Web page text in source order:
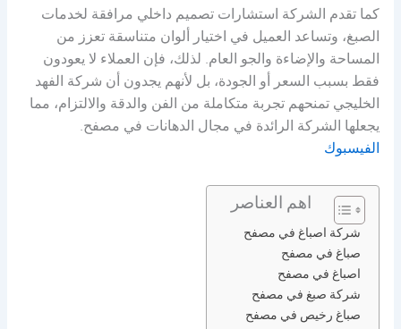
كما تقدم الشركة استشارات تصميم داخلي مرافقة لخدمات
الصبغ، وتساعد العميل في اختيار ألوان متناسقة تعزز من
المساحة والإضاءة والجو العام. لذلك، فإن العملاء لا يعودون
فقط بسبب السعر أو الجودة، بل لأنهم يجدون أن شركة الفهد
الخليجي تمنحهم تجربة متكاملة من الفن والدقة والالتزام، مما
يجعلها الشركة الرائدة في مجال الدهانات في مصفح.
الفيسبوك
اهم العناصر
شركة اصباغ في مصفح
صباغ في مصفح
اصباغ في مصفح
شركة صبغ في مصفح
صباغ رخيص في مصفح